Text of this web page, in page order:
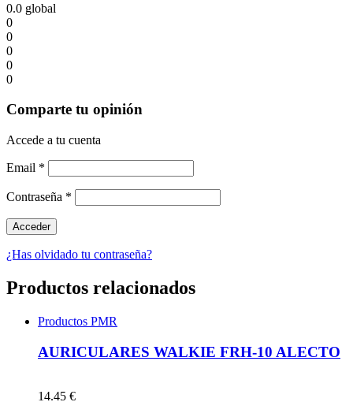
0.0 global
0
0
0
0
0
Comparte tu opinión
Accede a tu cuenta
Email *
Contraseña *
¿Has olvidado tu contraseña?
Productos relacionados
Productos PMR
AURICULARES WALKIE FRH-10 ALECTO
14.45 €